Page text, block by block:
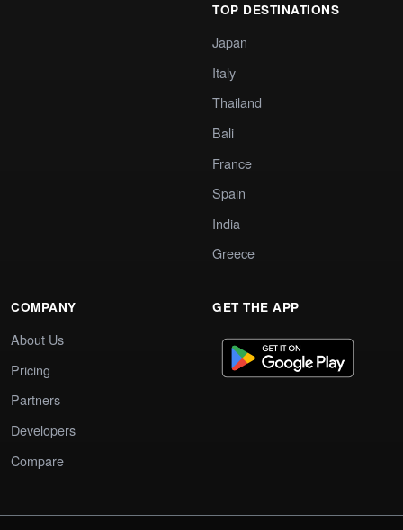
TOP DESTINATIONS
Japan
Italy
Thailand
Bali
France
Spain
India
Greece
COMPANY
About Us
Pricing
Partners
Developers
Compare
GET THE APP